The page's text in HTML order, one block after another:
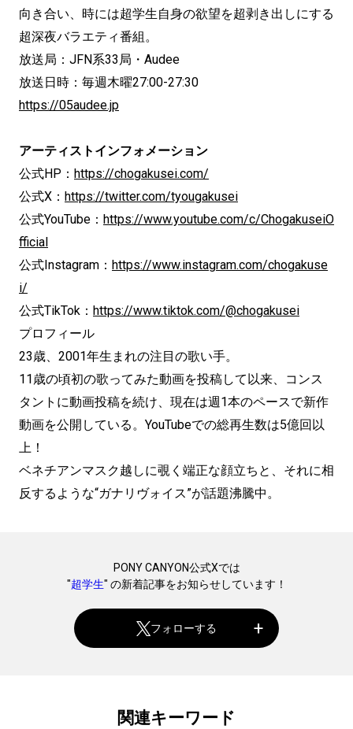
向き合い、時には超学生自身の欲望を超剥き出しにする
超深夜バラエティ番組。
放送局：JFN系33局・Audee
放送日時：毎週木曜27:00-27:30
https://05audee.jp
アーティストインフォメーション
公式HP： https://chogakusei.com/
公式X： https://twitter.com/tyougakusei
公式YouTube： https://www.youtube.com/c/ChogakuseiO
fficial
公式Instagram： https://www.instagram.com/chogakuse
i/
公式TikTok： https://www.tiktok.com/@chogakusei
プロフィール
23歳、2001年生まれの注目の歌い手。
11歳の頃初の歌ってみた動画を投稿して以来、コンス
タントに動画投稿を続け、現在は週1本のペースで新作
動画を公開している。YouTubeでの総再生数は5億回以
上！
ベネチアンマスク越しに覗く端正な顔立ちと、それに相
反するような“ガナリヴォイス”が話題沸騰中。
PONY CANYON公式Xでは
"超学生" の新着記事をお知らせしています！
フォローする
関連キーワード